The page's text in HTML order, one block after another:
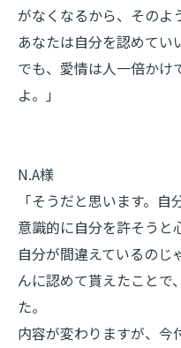
がなくなるから、そのよ
あなたは自分を認めてい
でも、愛情は人一倍かけ
よ。」
N.A様
「そうだと思います。自
意識的に自分を許そうと
自分が間違えているのじ
んに認めて貰えたことで
た。
内容が変わりますが、今